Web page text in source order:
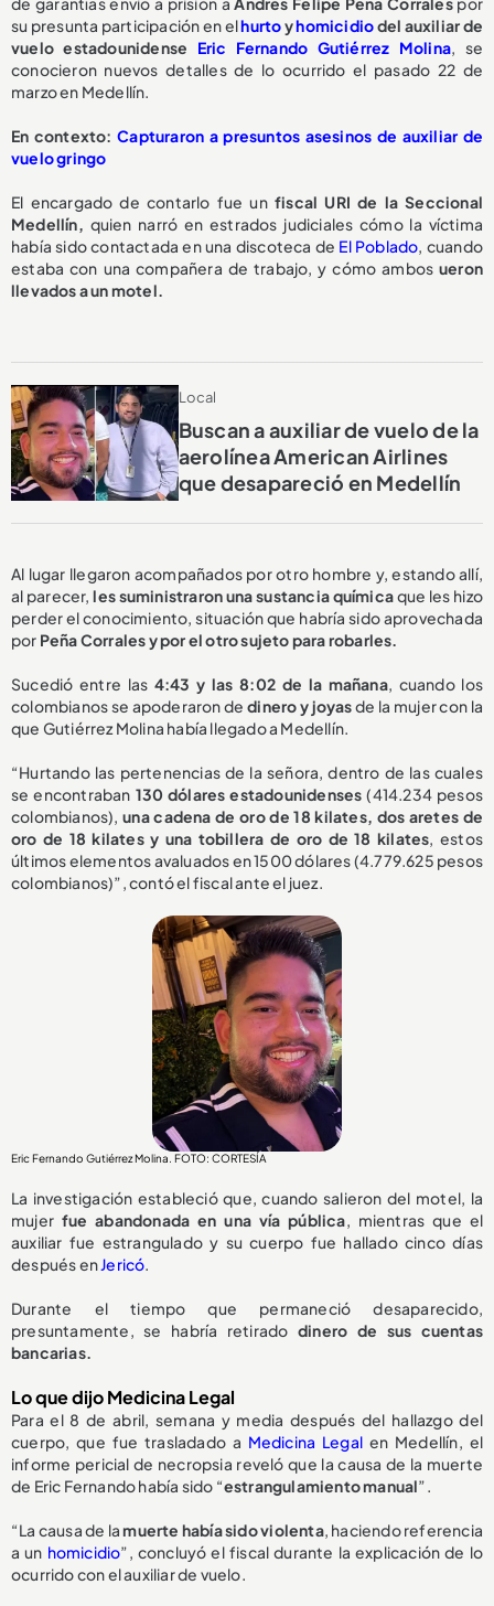
su presunta participación en elhurtoyhomicidiodel auxiliar de
vuelo estadounidense Eric Fernando Gutiérrez Molina, se
conocieron nuevos detalles de lo ocurrido el pasado 22 de
marzo en Medellín.
En contexto: Capturaron a presuntos asesinos de auxiliar de
vuelo gringo
El encargado de contarlo fue unfiscal URI de la Seccional
Medellín, quien narró en estrados judiciales cómo la víctima
había sido contactada en una discoteca de El Poblado, cuando
estaba con una compañera de trabajo, y cómo ambos ueron
llevados a un motel.
Local
Buscan a auxiliar de vuelo de la
aerolínea American Airlines
que desapareció en Medellín
Al lugar llegaron acompañados por otro hombre y, estando allí,
al parecer,les suministraron una sustancia químicaque les hizo
perder el conocimiento, situación que habría sido aprovechada
por Peña Corrales y por el otro sujeto para robarles.
Sucedió entre las 4:43 y las 8:02 de la mañana, cuando los
colombianos se apoderaron dedinero y joyasde la mujer con la
que Gutiérrez Molina había llegado a Medellín.
“Hurtando las pertenencias de la señora, dentro de las cuales
se encontraban 130 dólares estadounidenses (414.234 pesos
colombianos),una cadena de oro de 18 kilates, dos aretes de
oro de 18 kilates y una tobillera de oro de 18 kilates, estos
últimos elementos avaluados en 1500 dólares (4.779.625 pesos
colombianos)”, contó el fiscal ante el juez.
Eric Fernando Gutiérrez Molina. FOTO: CORTESÍA
La investigación estableció que, cuando salieron del motel, la
mujer fue abandonada en una vía pública, mientras que el
auxiliar fue estrangulado y su cuerpo fue hallado cinco días
después enJericó.
Durante el tiempo que permaneció desaparecido,
presuntamente, se habría retirado dinero de sus cuentas
bancarias.
Lo que dijo Medicina Legal
Para el 8 de abril, semana y media después del hallazgo del
cuerpo, que fue trasladado a Medicina Legal en Medellín, el
informe pericial de necropsia reveló que la causa de la muerte
de Eric Fernando había sido “estrangulamiento manual”.
“La causa de lamuerte había sido violenta, haciendo referencia
a un homicidio”, concluyó el fiscal durante la explicación de lo
ocurrido con el auxiliar de vuelo.